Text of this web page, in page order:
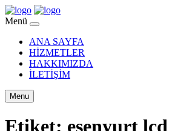
Menü
ANA SAYFA
HİZMETLER
HAKKIMIZDA
İLETİŞİM
Menu
Etiket: esenyurt